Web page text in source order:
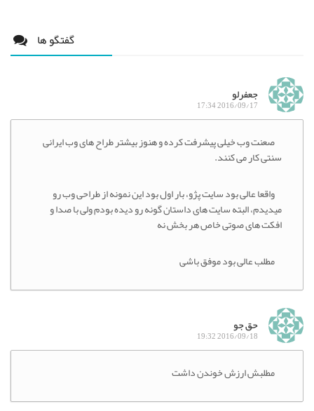
گفتگو ها
جعفرلو
2016/09/17 17:34
صعنت وب خیلی پیشرفت کرده و هنوز بیشتر طراح های وب ایرانی
سنتی کار می کنند.
واقعا عالی بود سایت پژو، بار اول بود این نمونه از طراحی وب رو
میدیدم، البته سایت های داستان گونه رو دیده بودم ولی با صدا و
افکت های صوتی خاص هر بخش نه
مطلب عالی بود موفق باشی
حق جو
2016/09/18 19:32
مطلبش ارزش خوندن داشت